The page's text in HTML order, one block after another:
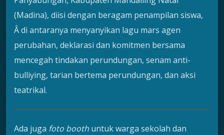
(Madina), diisi dengan beragam penampilan siswa,
Â di antaranya menyanyikan lagu mars agen
perubahan, deklarasi dan komitmen bersama
mencegah tindakan perundungan, senam anti-
bulliying, tarian bertema perundungan, dan aksi
teatrikal.
Ada juga foto booth untuk warga sekolah dan